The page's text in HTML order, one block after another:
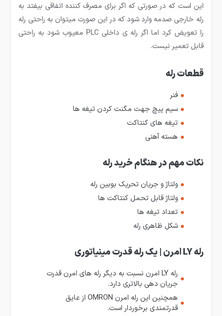
این است که در صورتی که اگر برای مصرف کننده اتفاقی بیفتد به
رله خارجی صدمه وارد شود که در این صورت می­توان به راحتی رله
را تعویض کرد اما اگر رله­ ی داخلی PLC معیوب شود به راحتی
قابل تعمیر نیست.
قطعات رله
فنر
سیم پیچ جهت مگنت کردن تیغه ها
تیغه های کنتاکت
هسته آهنی
نکات مهم در هنگام خرید رله
ولتاژ و جریان تحریک بوبین رله
ولتاژ قابل تحمل کنتاکت ها
تعداد تیغه ها
شکل ظاهری رله
رله LY امرن | یک رله قدرت مینیاتوری
رله LY امرن نسبت به دیگر رله های امرن قدرت
جریان دهی بالاتری دارد.
همچنین این رله امرن OMRON از عایق
قدرتمندی برخوردار است.